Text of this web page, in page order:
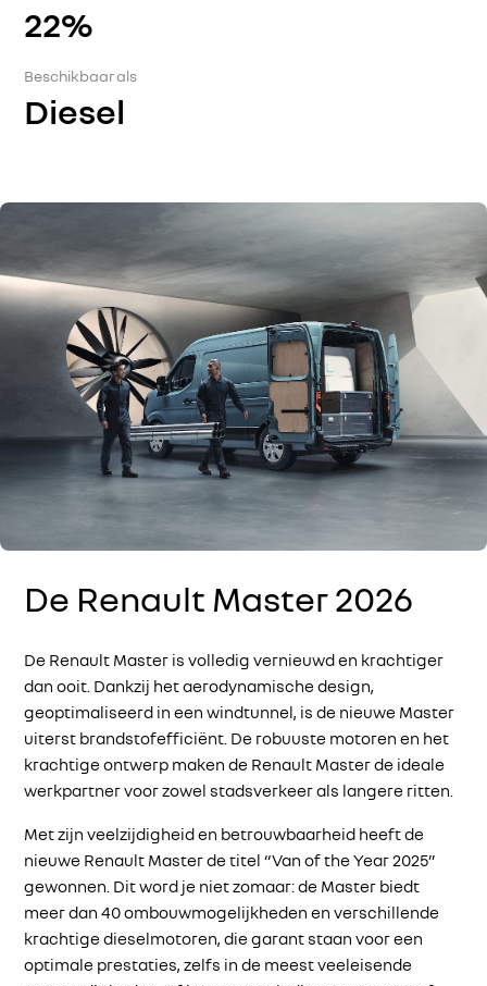
22%
Beschikbaar als
Diesel
De Renault Master 2026
De Renault Master is volledig vernieuwd en krachtiger
dan ooit. Dankzij het aerodynamische design,
geoptimaliseerd in een windtunnel, is de nieuwe Master
uiterst brandstofefficiënt. De robuuste motoren en het
krachtige ontwerp maken de Renault Master de ideale
werkpartner voor zowel stadsverkeer als langere ritten.
Met zijn veelzijdigheid en betrouwbaarheid heeft de
nieuwe Renault Master de titel “Van of the Year 2025”
gewonnen. Dit word je niet zomaar: de Master biedt
meer dan 40 ombouwmogelijkheden en verschillende
krachtige dieselmotoren, die garant staan voor een
optimale prestaties, zelfs in de meest veeleisende